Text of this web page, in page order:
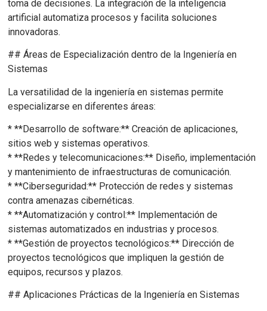
toma de decisiones. La integración de la inteligencia
artificial automatiza procesos y facilita soluciones
innovadoras.
## Áreas de Especialización dentro de la Ingeniería en
Sistemas
La versatilidad de la ingeniería en sistemas permite
especializarse en diferentes áreas:
* **Desarrollo de software:** Creación de aplicaciones,
sitios web y sistemas operativos.
* **Redes y telecomunicaciones:** Diseño, implementación
y mantenimiento de infraestructuras de comunicación.
* **Ciberseguridad:** Protección de redes y sistemas
contra amenazas cibernéticas.
* **Automatización y control:** Implementación de
sistemas automatizados en industrias y procesos.
* **Gestión de proyectos tecnológicos:** Dirección de
proyectos tecnológicos que impliquen la gestión de
equipos, recursos y plazos.
## Aplicaciones Prácticas de la Ingeniería en Sistemas